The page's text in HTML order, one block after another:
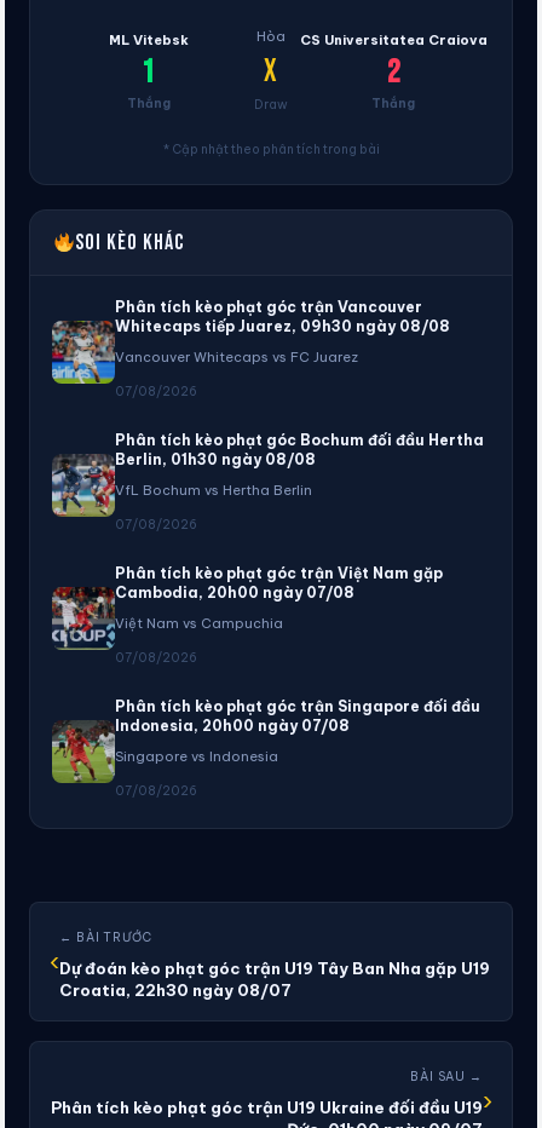
ML Vitebsk
1
Thắng
Hòa
X
Draw
CS Universitatea Craiova
2
Thắng
* Cập nhật theo phân tích trong bài
Soi kèo khác
Phân tích kèo phạt góc trận Vancouver
Whitecaps tiếp Juarez, 09h30 ngày 08/08
Vancouver Whitecaps vs FC Juarez
07/08/2026
Phân tích kèo phạt góc Bochum đối đầu Hertha
Berlin, 01h30 ngày 08/08
VfL Bochum vs Hertha Berlin
07/08/2026
Phân tích kèo phạt góc trận Việt Nam gặp
Cambodia, 20h00 ngày 07/08
Việt Nam vs Campuchia
07/08/2026
Phân tích kèo phạt góc trận Singapore đối đầu
Indonesia, 20h00 ngày 07/08
Singapore vs Indonesia
07/08/2026
‹
← BÀI TRƯỚC
Dự đoán kèo phạt góc trận U19 Tây Ban Nha gặp U19
Croatia, 22h30 ngày 08/07
BÀI SAU →
Phân tích kèo phạt góc trận U19 Ukraine đối đầu U19›